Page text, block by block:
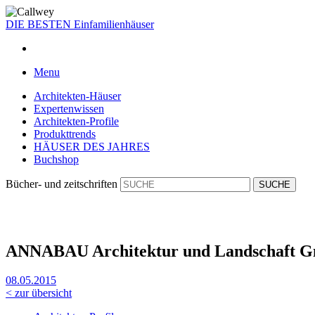
DIE BESTEN Einfamilienhäuser
Menu
Architekten-Häuser
Expertenwissen
Architekten-Profile
Produkttrends
HÄUSER DES JAHRES
Buchshop
Bücher- und zeitschriften
ANNABAU Architektur und Landschaft
08.05.2015
< zur übersicht